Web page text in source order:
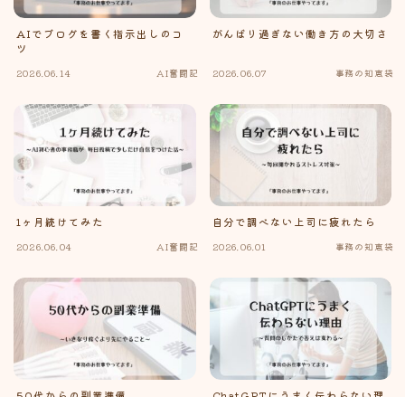
SNS
AIでブログを書く指示出しのコ
ツ
2026.06.14 AI奮闘記
がんばり過ぎない働き方の大切さ
2026.06.07 事務の知恵袋
1ヶ月続けてみた
2026.06.04 AI奮闘記
自分で調べない上司に疲れたら
2026.06.01 事務の知恵袋